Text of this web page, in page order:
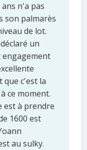
n'a pas
son palmarès
de lot.
un
engagement
que c'est la
ce moment.
est à prendre
1600 est
au sulky.